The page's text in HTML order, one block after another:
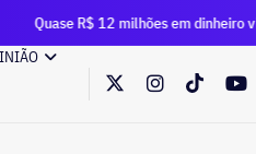
milhões em dinheiro vivo: Clébio